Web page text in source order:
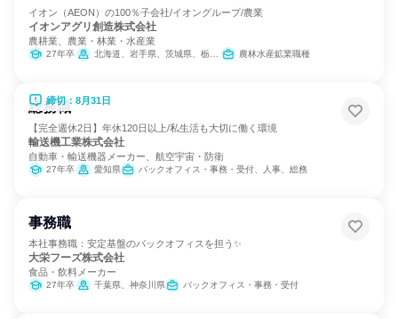
イオン（AEON）の100％子会社/イオングループ/農業
イオンアグリ創造株式会社
農耕業、農業・林業・水産業
27年卒 北海道、岩手県、茨城県、栃木県、埼玉県、千葉県、石川県、福井県、山梨県、三重県、兵庫県、島根県、広島県、徳島県、大分県 農林水産鉱業職種
締切：8月31日
総務職
【完全週休2日】年休120日以上/私生活も大切に働く環境
輸送機工業株式会社
自動車・輸送機器メーカー、航空宇宙・防衛
27年卒 愛知県 バックオフィス・事務・受付、人事、総務
事務職
本社事務職：安定基盤のバックオフィスを担う✨
大栄フーズ株式会社
食品・飲料メーカー
27年卒 千葉県、神奈川県 バックオフィス・事務・受付